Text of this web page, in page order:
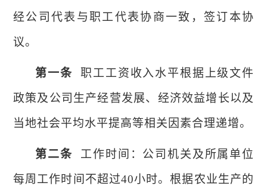
经公司代表与职工代表协商一致，签订本协
议。
第一条 职工工资收入水平根据 上级文件
政策及公司 生产经营发展、经济效益增长以及
当地社会平均水平提高等相关因素合理递增。
第二条 工作时间： 公司机关及所属单位
每周工作时间不超过40小时。根据农业生产的